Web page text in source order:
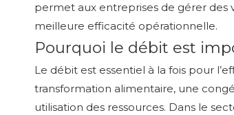
permet aux entreprises de gérer des
meilleure efficacité opérationnelle.
Pourquoi le débit est
Le débit est essentiel à la fois pour
transformation alimentaire, une
utilisation des ressources. Dans le